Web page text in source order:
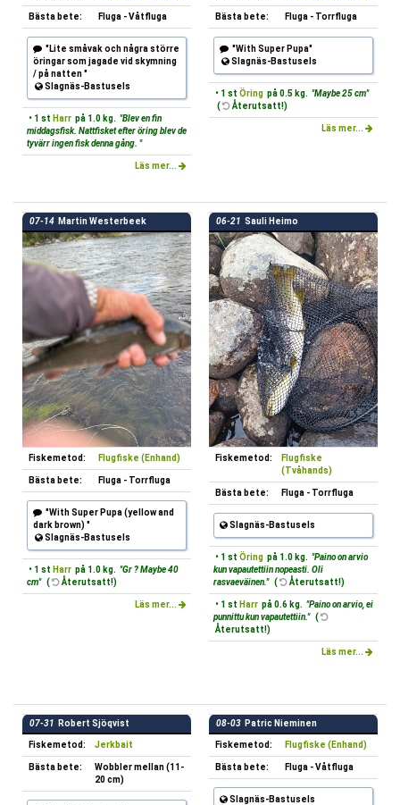
Bästa bete: Fluga - Våtfluga
"Lite småvak och några större
öringar som jagade vid skymning
/ på natten "
Slagnäs-Bastusels
• 1 st Harr på 1.0 kg. "Blev en fin
middagsfisk. Nattfisket efter öring blev de
tyvärr ingen fisk denna gång. "
Läs mer...
Bästa bete: Fluga - Torrfluga
"With Super Pupa"
Slagnäs-Bastusels
• 1 st Öring på 0.5 kg. "Maybe 25 cm"
(
Återutsatt!)
Läs mer...
07-14 Martin Westerbeek
Fiskemetod: Flugfiske (Enhand)
Bästa bete: Fluga - Torrfluga
"With Super Pupa (yellow and
dark brown) "
Slagnäs-Bastusels
• 1 st Harr på 1.0 kg. "Gr ? Maybe 40
cm" ( Återutsatt!)
Läs mer...
06-21 Sauli Heimo
Fiskemetod:
Flugfiske
(Tvåhands)
Bästa bete: Fluga - Torrfluga
Slagnäs-Bastusels
• 1 st Öring på 1.0 kg. "Paino on arvio
kun vapautettiin nopeasti. Oli
rasvaeväinen." ( Återutsatt!)
• 1 st Harr på 0.6 kg. "Paino on arvio, ei
punnittu kun vapautettiin." (
Återutsatt!)
Läs mer...
07-31 Robert Sjöqvist
Fiskemetod: Jerkbait
Bästa bete:
Wobbler mellan (11-
20 cm)
08-03 Patric Nieminen
Fiskemetod: Flugfiske (Enhand)
Bästa bete: Fluga - Våtfluga
Slagnäs-Bastusels